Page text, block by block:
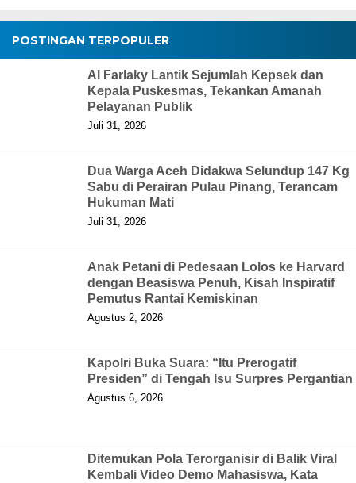
POSTINGAN TERPOPULER
Al Farlaky Lantik Sejumlah Kepsek dan
Kepala Puskesmas, Tekankan Amanah
Pelayanan Publik
Juli 31, 2026
Dua Warga Aceh Didakwa Selundup 147 Kg
Sabu di Perairan Pulau Pinang, Terancam
Hukuman Mati
Juli 31, 2026
Anak Petani di Pedesaan Lolos ke Harvard
dengan Beasiswa Penuh, Kisah Inspiratif
Pemutus Rantai Kemiskinan
Agustus 2, 2026
Kapolri Buka Suara: “Itu Prerogatif
Presiden” di Tengah Isu Surpres Pergantian
Agustus 6, 2026
Ditemukan Pola Terorganisir di Balik Viral
Kembali Video Demo Mahasiswa, Kata